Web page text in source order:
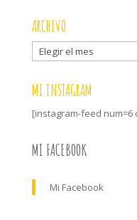
ARCHIVO
Archivo
MI INSTAGRAM
[instagram-feed num=6
MI FACEBOOK
Mi Facebook